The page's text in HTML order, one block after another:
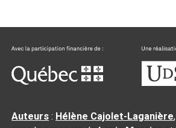
Auteurs : Hélène Cajolet-Laganière,